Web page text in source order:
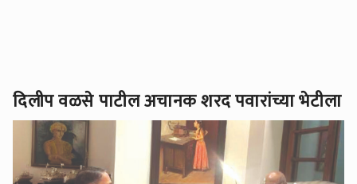
दिलीप वळसे पाटील अचानक शरद पवारांच्या भेटीला